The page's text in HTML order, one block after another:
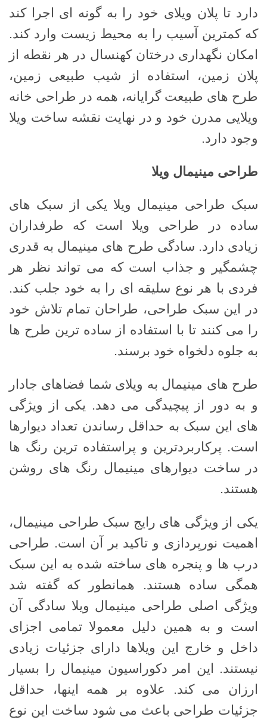
دارد تا پلان ویلای خود را به گونه ای اجرا کند
که کمترین آسیب را به محیط زیست وارد کند.
امکان نگهداری درختان کهنسال در هر نقطه از
پلان زمین، استفاده از شیب طبیعی زمین،
طرح های طبیعت گرایانه، همه در طراحی خانه
ویلایی مدرن خود و در نهایت نقشه ساخت ویلا
وجود دارد.
طراحی مینیمال ویلا
سبک طراحی مینیمال ویلا یکی از سبک های
ساده در طراحی ویلا است که طرفداران
زیادی دارد. سادگی طرح های مینیمال به قدری
چشمگیر و جذاب است که می تواند نظر هر
فردی با هر نوع سلیقه ای را به خود جلب کند.
در این سبک طراحی، طراحان تمام تلاش خود
را می کنند تا با استفاده از ساده ترین طرح ها
به جلوه دلخواه خود برسند.
طرح های مینیمال به ویلای شما فضاهای جادار
و به دور از پیچیدگی می دهد. یکی از ویژگی
های این سبک به حداقل رساندن تعداد دیوارها
است. پرکاربردترین و پراستفاده ترین رنگ ها
در ساخت دیوارهای مینیمال رنگ های روشن
هستند.
یکی از ویژگی های رایج سبک طراحی مینیمال،
اهمیت نورپردازی و تاکید بر آن است. طراحی
درب ها و پنجره های ساخته شده به این سبک
همگی ساده هستند. همانطور که گفته شد
ویژگی اصلی طراحی مینیمال ویلا سادگی آن
است و به همین دلیل معمولا تمامی اجزای
داخل و خارج این ویلاها دارای جزئیات زیادی
نیستند. این امر دکوراسیون مینیمال را بسیار
ارزان می کند. علاوه بر همه اینها، حداقل
جزئیات طراحی باعث می شود ساخت این نوع